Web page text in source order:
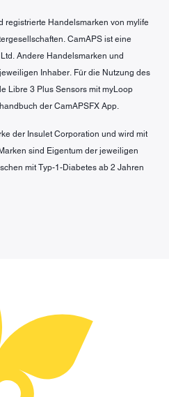
registrierte Handelsmarken von mylife
CamAPS ist eine
Andere Handelsmarken und
Inhaber. Für die Nutzung des
Libre 3 Plus Sensors mit myLoop
der CamAPSFX App.
der Insulet Corporation und wird mit
sind Eigentum der jeweiligen
mit Typ-1-Diabetes ab 2 Jahren